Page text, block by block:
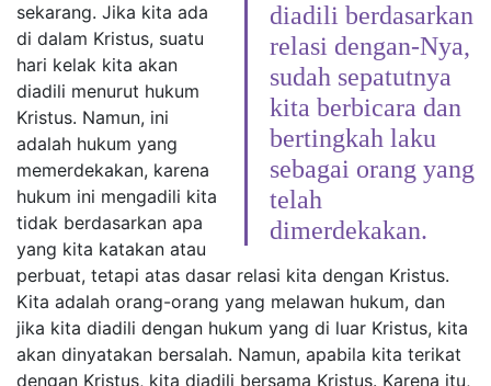
diadili berdasarkan
relasi dengan-Nya,
sudah sepatutnya
kita berbicara dan
bertingkah laku
sebagai orang yang
telah
dimerdekakan.
sekarang. Jika kita ada
di dalam Kristus, suatu
hari kelak kita akan
diadili menurut hukum
Kristus. Namun, ini
adalah hukum yang
memerdekakan, karena
hukum ini mengadili kita
tidak berdasarkan apa
yang kita katakan atau
perbuat, tetapi atas dasar relasi kita dengan Kristus.
Kita adalah orang-orang yang melawan hukum, dan
jika kita diadili dengan hukum yang di luar Kristus, kita
akan dinyatakan bersalah. Namun, apabila kita terikat
dengan Kristus, kita diadili bersama Kristus. Karena itu,